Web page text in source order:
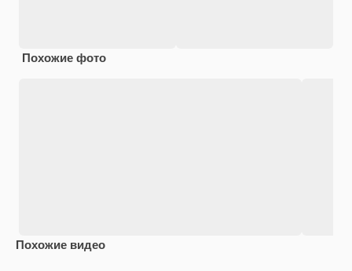
Похожие фото
Похожие видео